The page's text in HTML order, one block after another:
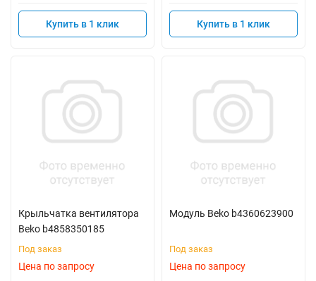
Купить в 1 клик Купить в 1 клик
Крыльчатка вентилятора
Beko b4858350185
Под заказ
Цена по запросу
Модуль Beko b4360623900
Под заказ
Цена по запросу